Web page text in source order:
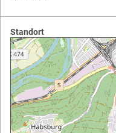
Standort